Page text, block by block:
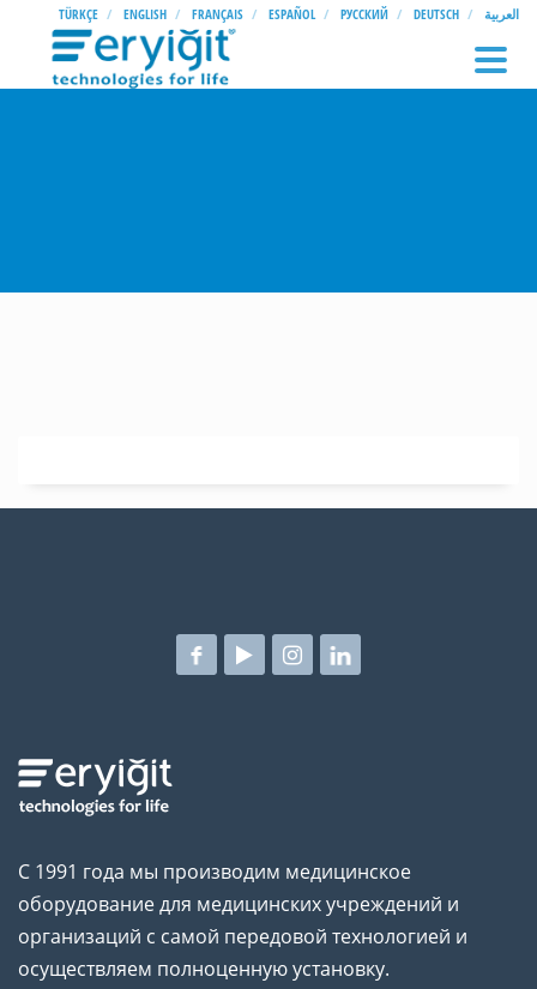
TÜRKÇE ENGLISH FRANÇAIS ESPAÑOL РУССКИЙ DEUTSCH العربية
С 1991 года мы производим медицинское
оборудование для медицинских учреждений и
организаций с самой передовой технологией и
осуществляем полноценную установку.